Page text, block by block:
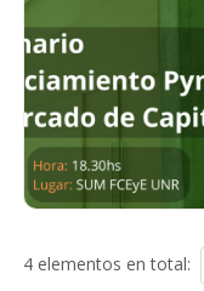
4 elementos en total: